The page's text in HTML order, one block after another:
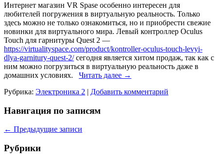
Интернет магазин VR Spase особенно интересен для
любителей погружения в виртуальную реальность. Только
здесь можно не только ознакомиться, но и приобрести свежие
новинки для виртуального мира. Левый контроллер Oculus
Touch для гарнитуры Quest 2 —
https://virtualityspace.com/product/kontroller-oculus-touch-levyi-
dlya-garnitury-quest-2/сегодня является хитом продаж, так как с
ним можно погрузиться в виртуальную реальность даже в
домашних условиях. Читать далее →
Рубрика: Электроника 2 | Добавить комментарий
Навигация по записям
← Предыдущие записи
Рубрики